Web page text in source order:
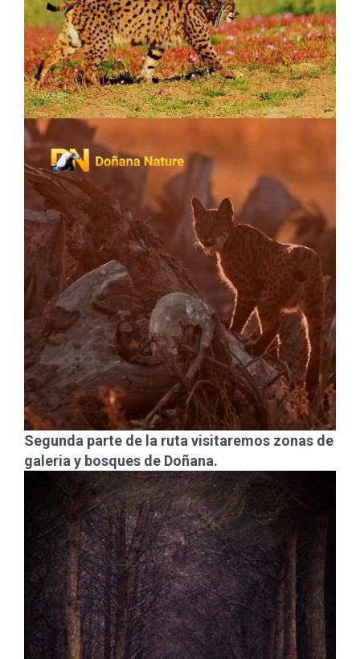
Segunda parte de la ruta visitaremos zonas de
galeria y bosques de Doñana.